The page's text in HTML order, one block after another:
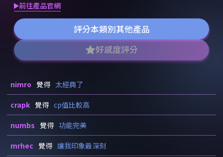
前往產品官網
評分本類別其他產品
好感度評分
nimro 覺得 太經典了
crapk 覺得 cp值比較高
numbs 覺得 功能完美
mrhec 覺得 讓我印象最深刻